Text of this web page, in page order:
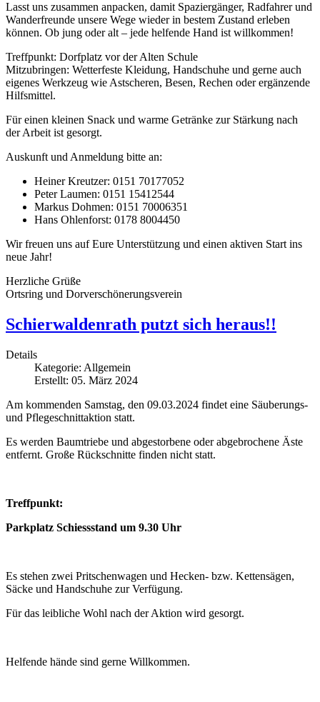
Lasst uns zusammen anpacken, damit Spaziergänger, Radfahrer und
Wanderfreunde unsere Wege wieder in bestem Zustand erleben
können. Ob jung oder alt – jede helfende Hand ist willkommen!
Treffpunkt: Dorfplatz vor der Alten Schule
Mitzubringen: Wetterfeste Kleidung, Handschuhe und gerne auch
eigenes Werkzeug wie Astscheren, Besen, Rechen oder ergänzende
Hilfsmittel.
Für einen kleinen Snack und warme Getränke zur Stärkung nach
der Arbeit ist gesorgt.
Auskunft und Anmeldung bitte an:
Heiner Kreutzer: 0151 70177052
Peter Laumen: 0151 15412544
Markus Dohmen: 0151 70006351
Hans Ohlenforst: 0178 8004450
Wir freuen uns auf Eure Unterstützung und einen aktiven Start ins
neue Jahr!
Herzliche Grüße
Ortsring und Dorverschönerungsverein
Schierwaldenrath putzt sich heraus!!
Details
Kategorie: Allgemein
Erstellt: 05. März 2024
Am kommenden Samstag, den 09.03.2024 findet eine Säuberungs-
und Pflegeschnittaktion statt.
Es werden Baumtriebe und abgestorbene oder abgebrochene Äste
entfernt. Große Rückschnitte finden nicht statt.
Treffpunkt:
Parkplatz Schiessstand um 9.30 Uhr
Es stehen zwei Pritschenwagen und Hecken- bzw. Kettensägen,
Säcke und Handschuhe zur Verfügung.
Für das leibliche Wohl nach der Aktion wird gesorgt.
Helfende hände sind gerne Willkommen.